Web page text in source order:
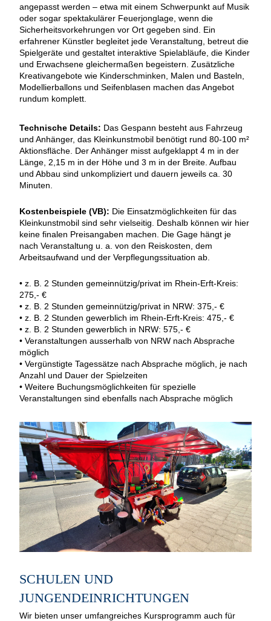
angepasst werden – etwa mit einem Schwerpunkt auf Musik
oder sogar spektakulärer Feuerjonglage, wenn die
Sicherheitsvorkehrungen vor Ort gegeben sind. Ein
erfahrener Künstler begleitet jede Veranstaltung, betreut die
Spielgeräte und gestaltet interaktive Spielabläufe, die Kinder
und Erwachsene gleichermaßen begeistern. Zusätzliche
Kreativangebote wie Kinderschminken, Malen und Basteln,
Modellierballons und Seifenblasen machen das Angebot
rundum komplett.
Technische Details: Das Gespann besteht aus Fahrzeug
und Anhänger, das Kleinkunstmobil benötigt rund 80-100 m²
Aktionsfläche. Der Anhänger misst aufgeklappt 4 m in der
Länge, 2,15 m in der Höhe und 3 m in der Breite. Aufbau
und Abbau sind unkompliziert und dauern jeweils ca. 30
Minuten.
Kostenbeispiele (VB): Die Einsatzmöglichkeiten für das
Kleinkunstmobil sind sehr vielseitig. Deshalb können wir hier
keine finalen Preisangaben machen. Die Gage hängt je
nach Veranstaltung u. a. von den Reiskosten, dem
Arbeitsaufwand und der Verpflegungssituation ab.
• z. B. 2 Stunden gemeinnützig/privat im Rhein-Erft-Kreis:
275,- €
• z. B. 2 Stunden gemeinnützig/privat in NRW: 375,- €
• z. B. 2 Stunden gewerblich im Rhein-Erft-Kreis: 475,- €
• z. B. 2 Stunden gewerblich in NRW: 575,- €
• Veranstaltungen ausserhalb von NRW nach Absprache
möglich
• Vergünstigte Tagessätze nach Absprache möglich, je nach
Anzahl und Dauer der Spielzeiten
• Weitere Buchungsmöglichkeiten für spezielle
Veranstaltungen sind ebenfalls nach Absprache möglich
SCHULEN UND
JUNGENDEINRICHTUNGEN
Wir bieten unser umfangreiches Kursprogramm auch für